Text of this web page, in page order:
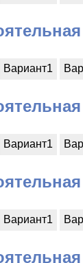
Вариант1
Вариант1
Вариант1